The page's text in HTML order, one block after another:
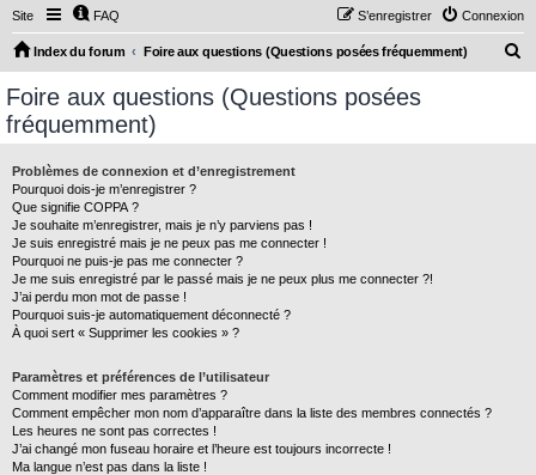
Site FAQ Connexion
S’enregistrer
Index du forum Foire aux questions (Questions posées fréquemment)
Foire aux questions (Questions posées
fréquemment)
Problèmes de connexion et d’enregistrement
Pourquoi dois-je m’enregistrer ?
Que signifie COPPA ?
Je souhaite m’enregistrer, mais je n’y parviens pas !
Je suis enregistré mais je ne peux pas me connecter !
Pourquoi ne puis-je pas me connecter ?
Je me suis enregistré par le passé mais je ne peux plus me connecter ?!
J’ai perdu mon mot de passe !
Pourquoi suis-je automatiquement déconnecté ?
À quoi sert « Supprimer les cookies » ?
Paramètres et préférences de l’utilisateur
Comment modifier mes paramètres ?
Comment empêcher mon nom d’apparaître dans la liste des membres connectés ?
Les heures ne sont pas correctes !
J’ai changé mon fuseau horaire et l’heure est toujours incorrecte !
Ma langue n’est pas dans la liste !